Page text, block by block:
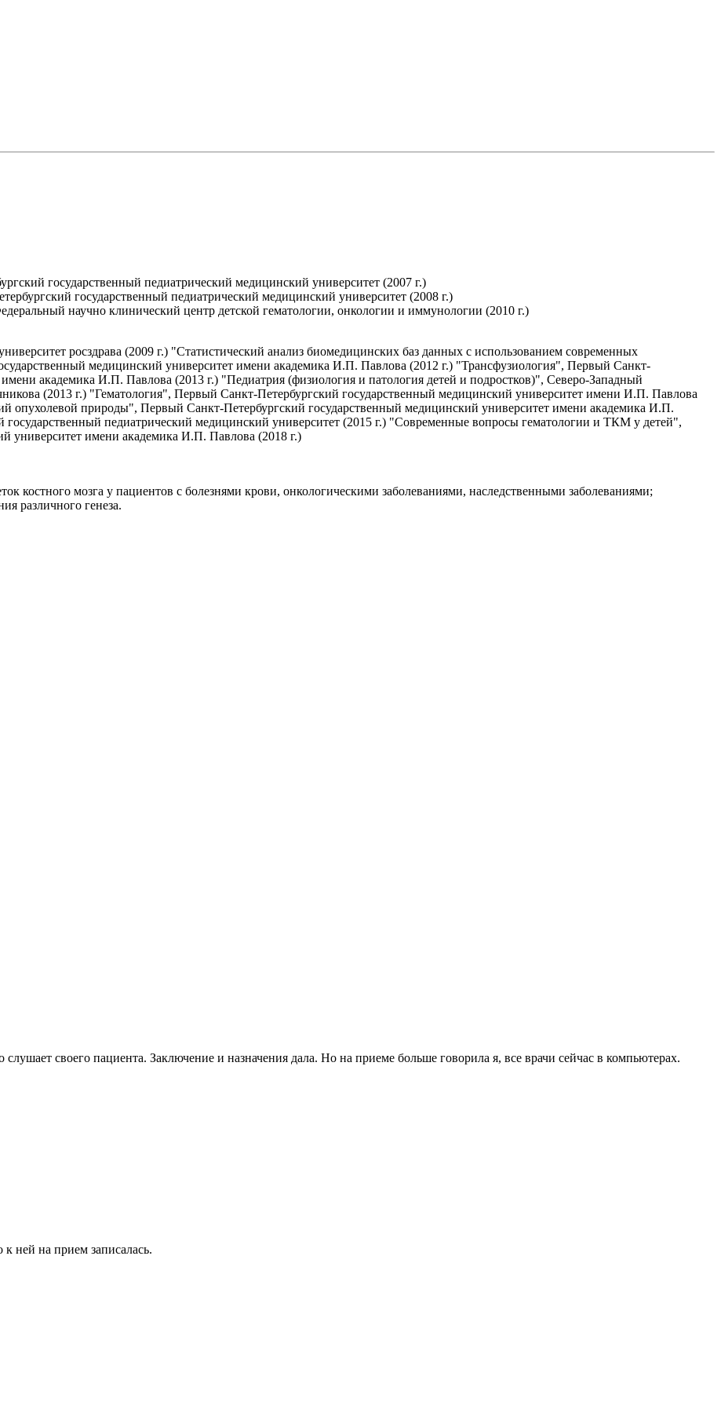
государственный педиатрический медицинский университет (2007 г.)
государственный педиатрический медицинский университет (2008 г.)
научно клинический центр детской гематологии, онкологии и иммунологии (2010 г.)
росздрава (2009 г.) "Статистический анализ биомедицинских баз данных с использованием современных
медицинский университет имени академика И.П. Павлова (2012 г.) "Трансфузиология", Первый Санкт-
академика И.П. Павлова (2013 г.) "Педиатрия (физиология и патология детей и подростков)", Северо-Западный
(2013 г.) "Гематология", Первый Санкт-Петербургский государственный медицинский университет имени И.П. Павлова
опухолевой природы", Первый Санкт-Петербургский государственный медицинский университет имени академика И.П.
государственный педиатрический медицинский университет (2015 г.) "Современные вопросы гематологии и ТКМ у детей",
университет имени академика И.П. Павлова (2018 г.)
костного мозга у пациентов с болезнями крови, онкологическими заболеваниями, наследственными заболеваниями;
различного генеза.
своего пациента. Заключение и назначения дала. Но на приеме больше говорила я, все врачи сейчас в компьютерах.
ней на прием записалась.